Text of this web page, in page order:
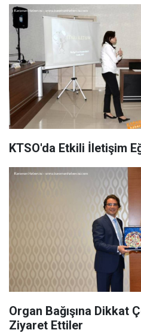
KTSO'da Etkili İletişim
Organ Bağışına Dikkat
Ziyaret Ettiler